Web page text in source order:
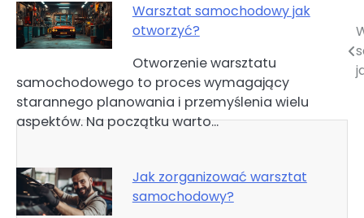
Warsztat samochodowy jak
otworzyć?
Otworzenie warsztatu
samochodowego to proces wymagający
starannego planowania i przemyślenia wielu
aspektów. Na początku warto…
Jak zorganizować warsztat
samochodowy?
Nawigacja